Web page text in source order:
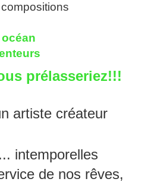
prélasseriez!!!
artiste créateur
de nos rêves,